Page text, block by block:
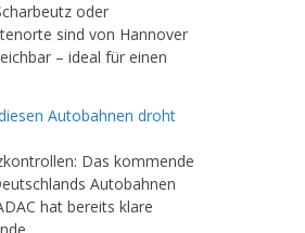
oder
sind von Hannover
– ideal für einen
Autobahnen droht
Das kommende
Autobahnen
hat bereits klare